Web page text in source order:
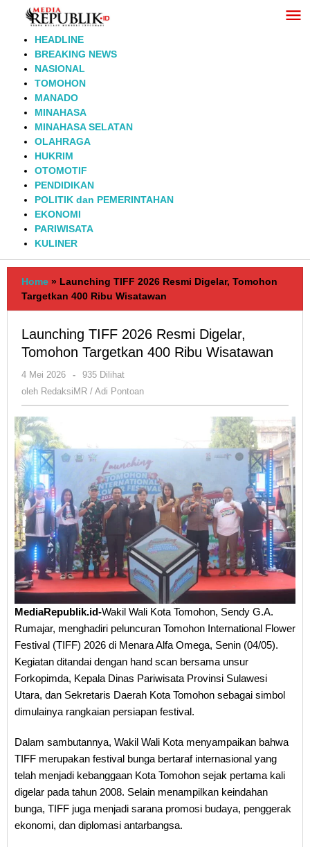
Lewati
HEADLINE
BREAKING NEWS
NASIONAL
TOMOHON
MANADO
MINAHASA
MINAHASA SELATAN
OLAHRAGA
HUKRIM
OTOMOTIF
PENDIDIKAN
POLITIK dan PEMERINTAHAN
EKONOMI
PARIWISATA
KULINER
Home » Launching TIFF 2026 Resmi Digelar, Tomohon
Targetkan 400 Ribu Wisatawan
Launching TIFF 2026 Resmi Digelar,
Tomohon Targetkan 400 Ribu Wisatawan
4 Mei 2026
oleh
RedaksiMR
-
935 Dilihat
oleh RedaksiMR / Adi Pontoan
MediaRepublik.id-Wakil Wali Kota Tomohon, Sendy G.A.
Rumajar, menghadiri peluncuran Tomohon International Flower
Festival (TIFF) 2026 di Menara Alfa Omega, Senin (04/05).
Kegiatan ditandai dengan hand scan bersama unsur
Forkopimda, Kepala Dinas Pariwisata Provinsi Sulawesi
Utara, dan Sekretaris Daerah Kota Tomohon sebagai simbol
dimulainya rangkaian persiapan festival.
Dalam sambutannya, Wakil Wali Kota menyampaikan bahwa
TIFF merupakan festival bunga bertaraf internasional yang
telah menjadi kebanggaan Kota Tomohon sejak pertama kali
digelar pada tahun 2008. Selain menampilkan keindahan
bunga, TIFF juga menjadi sarana promosi budaya, penggerak
ekonomi, dan diplomasi antarbangsa.